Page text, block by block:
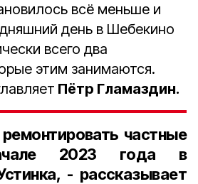
всё меньше и
день в Шебекино
всего два
этим занимаются.
Пётр Гламаздин.
частные
2023 года в
- рассказывает